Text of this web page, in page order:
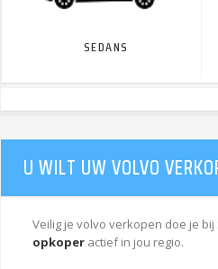
SEDANS
U WILT UW VOLVO
Veilig je volvo verkopen doe je bij
opkoper actief in jou regio.